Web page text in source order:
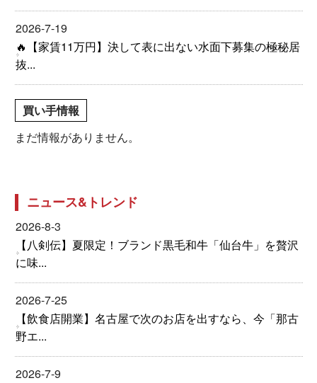
2026-7-19
🔥【家賃11万円】決して表に出ない水面下募集の極秘居
抜...
買い手情報
まだ情報がありません。
ニュース&トレンド
2026-8-3
【八剣伝】夏限定！ブランド黒毛和牛「仙台牛」を贅沢
に味...
2026-7-25
【飲食店開業】名古屋で次のお店を出すなら、今「那古
野エ...
2026-7-9